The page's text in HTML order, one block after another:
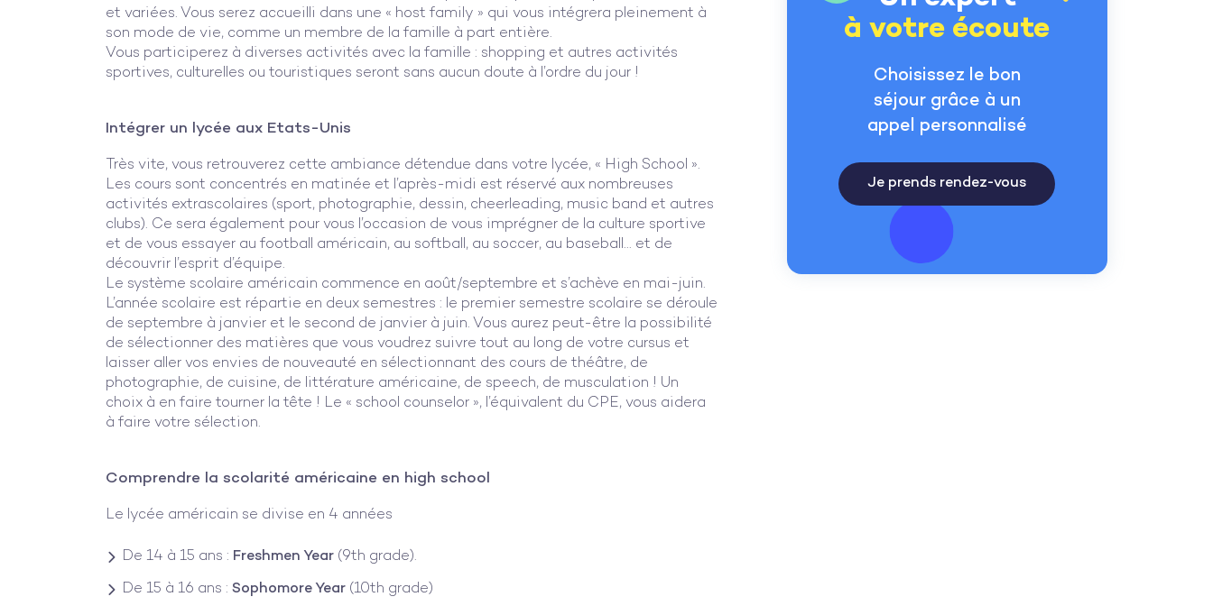
et variées. Vous serez accueilli dans une « host family » qui vous intégrera pleinement à
son mode de vie, comme un membre de la famille à part entière.
Vous participerez à diverses activités avec la famille : shopping et autres activités
sportives, culturelles ou touristiques seront sans aucun doute à l’ordre du jour !
Intégrer un lycée aux Etats-Unis
Très vite, vous retrouverez cette ambiance détendue dans votre lycée, « High School ».
Les cours sont concentrés en matinée et l’après-midi est réservé aux nombreuses
activités extrascolaires (sport, photographie, dessin, cheerleading, music band et autres
clubs). Ce sera également pour vous l’occasion de vous imprégner de la culture sportive
et de vous essayer au football américain, au softball, au soccer, au baseball… et de
découvrir l’esprit d’équipe.
Le système scolaire américain commence en août/septembre et s’achève en mai-juin.
L’année scolaire est répartie en deux semestres : le premier semestre scolaire se déroule
de septembre à janvier et le second de janvier à juin. Vous aurez peut-être la possibilité
de sélectionner des matières que vous voudrez suivre tout au long de votre cursus et
laisser aller vos envies de nouveauté en sélectionnant des cours de théâtre, de
photographie, de cuisine, de littérature américaine, de speech, de musculation ! Un
choix à en faire tourner la tête ! Le « school counselor », l’équivalent du CPE, vous aidera
à faire votre sélection.
Comprendre la scolarité américaine en high school
Le lycée américain se divise en 4 années
De 14 à 15 ans : Freshmen Year (9th grade).
De 15 à 16 ans : Sophomore Year (10th grade)
à votre écoute
Choisissez le bon
séjour grâce à un
appel personnalisé
Je prends rendez-vous